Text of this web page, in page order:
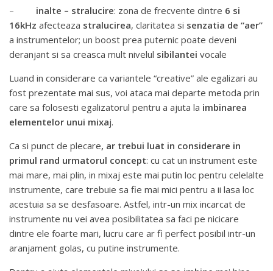
– inalte – stralucire: zona de frecvente dintre 6 si
16kHz afecteaza stralucirea, claritatea si senzatia de “aer”
a instrumentelor; un boost prea puternic poate deveni
deranjant si sa creasca mult nivelul sibilantei vocale
Luand in considerare ca variantele “creative” ale egalizari au
fost prezentate mai sus, voi ataca mai departe metoda prin
care sa folosesti egalizatorul pentru a ajuta la imbinarea
elementelor unui mixaj.
Ca si punct de plecare, ar trebui luat in considerare in
primul rand urmatorul concept: cu cat un instrument este
mai mare, mai plin, in mixaj este mai putin loc pentru celelalte
instrumente, care trebuie sa fie mai mici pentru a ii lasa loc
acestuia sa se desfasoare. Astfel, intr-un mix incarcat de
instrumente nu vei avea posibilitatea sa faci pe nicicare
dintre ele foarte mari, lucru care ar fi perfect posibil intr-un
aranjament golas, cu putine instrumente.